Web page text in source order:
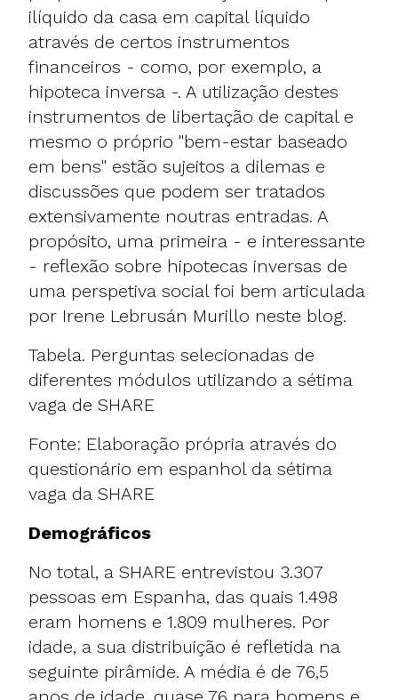
ilíquido da casa em capital líquido
através de certos instrumentos
financeiros - como, por exemplo, a
hipoteca inversa -. A utilização destes
instrumentos de libertação de capital e
mesmo o próprio "bem-estar baseado
em bens" estão sujeitos a dilemas e
discussões que podem ser tratados
extensivamente noutras entradas. A
propósito, uma primeira - e interessante
- reflexão sobre hipotecas inversas de
uma perspetiva social foi bem articulada
por Irene Lebrusán Murillo neste blog.
Tabela. Perguntas selecionadas de
diferentes módulos utilizando a sétima
vaga de SHARE
Fonte: Elaboração própria através do
questionário em espanhol da sétima
vaga da SHARE
Demográficos
No total, a SHARE entrevistou 3.307
pessoas em Espanha, das quais 1.498
eram homens e 1.809 mulheres. Por
idade, a sua distribuição é refletida na
seguinte pirâmide. A média é de 76,5